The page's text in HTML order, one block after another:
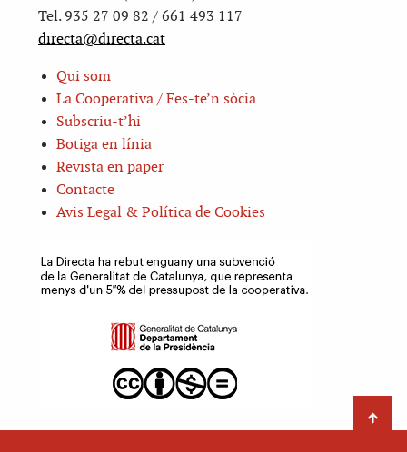
Tel. 935 27 09 82 / 661 493 117
directa@directa.cat
Qui som
La Cooperativa / Fes-te’n sòcia
Subscriu-t’hi
Botiga en línia
Revista en paper
Contacte
Avis Legal & Política de Cookies